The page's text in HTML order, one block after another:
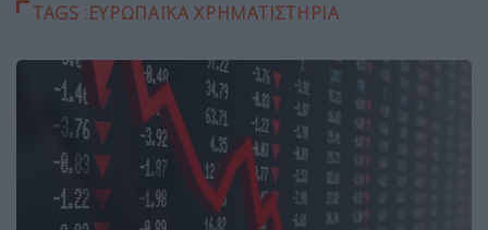
TAGS :ΕΥΡΩΠΑΪΚΆ ΧΡΗΜΑΤΙΣΤΉΡΙΑ